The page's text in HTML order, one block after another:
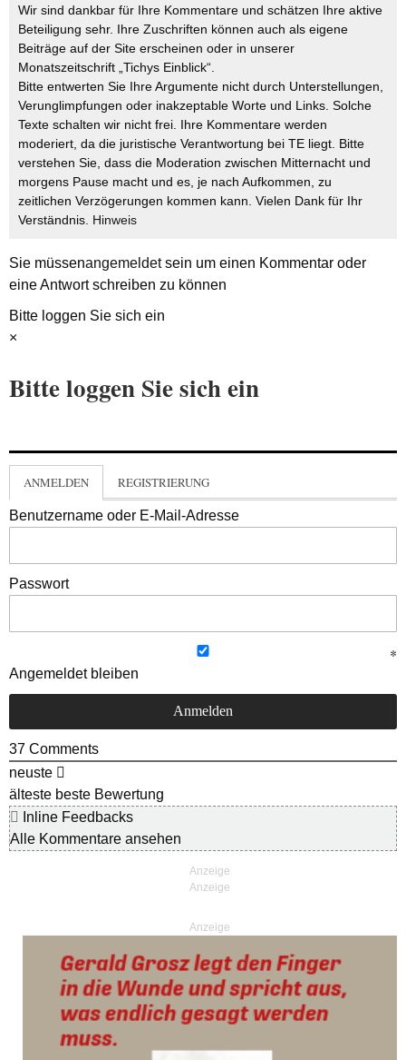
Wir sind dankbar für Ihre Kommentare und schätzen Ihre aktive
Beteiligung sehr. Ihre Zuschriften können auch als eigene
Beiträge auf der Site erscheinen oder in unserer
Monatszeitschrift „Tichys Einblick“.
Bitte entwerten Sie Ihre Argumente nicht durch Unterstellungen,
Verunglimpfungen oder inakzeptable Worte und Links. Solche
Texte schalten wir nicht frei. Ihre Kommentare werden
moderiert, da die juristische Verantwortung bei TE liegt. Bitte
verstehen Sie, dass die Moderation zwischen Mitternacht und
morgens Pause macht und es, je nach Aufkommen, zu
zeitlichen Verzögerungen kommen kann. Vielen Dank für Ihr
Verständnis. Hinweis
Sie müssenangemeldetsein um einen Kommentar oder
eine Antwort schreiben zu können
Bitte loggen Sie sich ein
×
Bitte loggen Sie sich ein
ANMELDEN REGISTRIERUNG
Benutzername oder E-Mail-Adresse
Passwort
Angemeldet bleiben
37 Comments
neuste
älteste beste Bewertung
Inline Feedbacks
Alle Kommentare ansehen
Anzeige